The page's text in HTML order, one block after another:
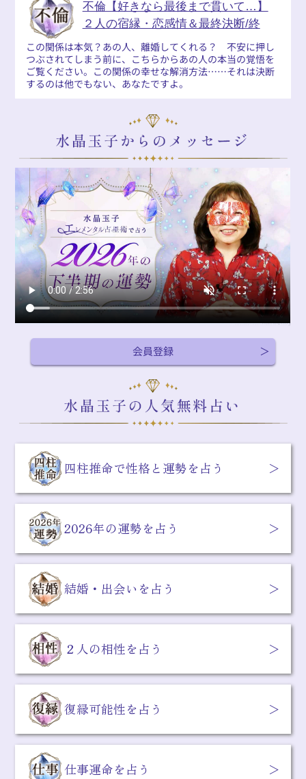
不倫【好きなら最後まで貫いて…】
２人の宿縁・恋感情＆最終決断/終
この関係は本気？あの人、離婚してくれる？ 不安に押し
つぶされてしまう前に、こちらからあの人の本当の覚悟を
ご覧ください。この関係の幸せな解消方法……それは決断
するのは他でもない、あなたですよ。
会員登録
四柱推命で性格と運勢を占う
2026年の運勢を占う
結婚・出会いを占う
２人の相性を占う
復縁可能性を占う
仕事運命を占う